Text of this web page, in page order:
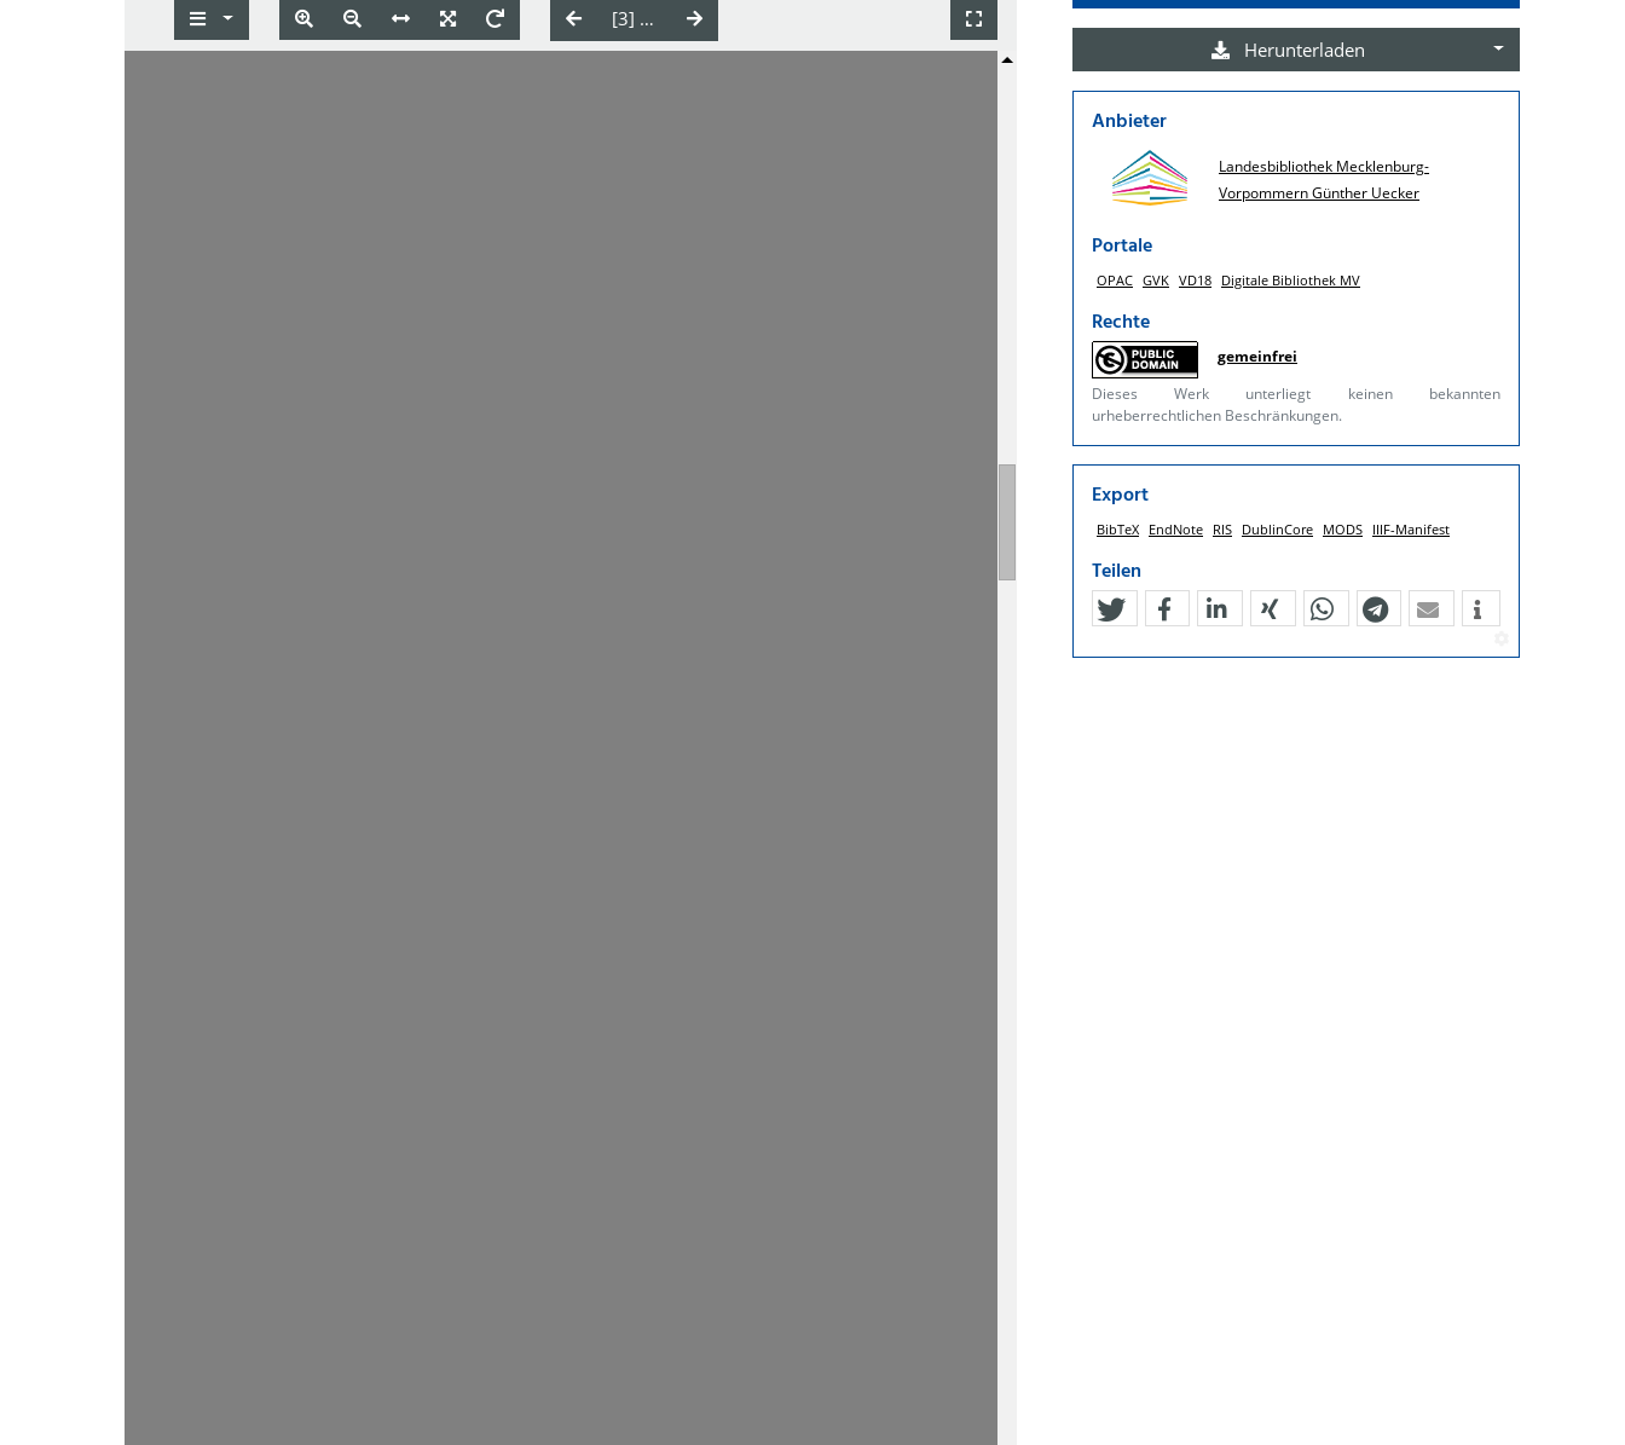
Herunterladen
Anbieter
Landesbibliothek Mecklenburg-
Vorpommern Günther Uecker
Portale
OPAC GVK VD18 Digitale Bibliothek MV
Rechte
gemeinfrei
Dieses Werk unterliegt keinen bekannten
urheberrechtlichen Beschränkungen.
Export
BibTeX EndNote RIS DublinCore MODS IIIF-Manifest
Teilen